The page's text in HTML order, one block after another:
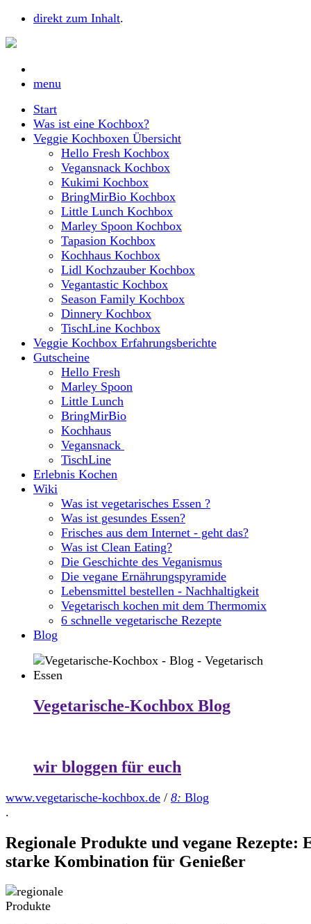
direkt zum Inhalt.
menu
Start
Was ist eine Kochbox?
Veggie Kochboxen Übersicht
Hello Fresh Kochbox
Vegansnack Kochbox
Kukimi Kochbox
BringMirBio Kochbox
Little Lunch Kochbox
Marley Spoon Kochbox
Tapasion Kochbox
Kochhaus Kochbox
Lidl Kochzauber Kochbox
Vegantastic Kochbox
Season Family Kochbox
Dinnery Kochbox
TischLine Kochbox
Veggie Kochbox Erfahrungsberichte
Gutscheine
Hello Fresh
Marley Spoon
Little Lunch
BringMirBio
Kochhaus
Vegansnack
TischLine
Erlebnis Kochen
Wiki
Was ist vegetarisches Essen ?
Was ist gesundes Essen?
Frisches aus dem Internet - geht das?
Was ist Clean Eating?
Die Geschichte des Veganismus
Die vegane Ernährungspyramide
Lebensmittel bestellen - Nachhaltigkeit
Vegetarisch kochen mit dem Thermomix
6 schnelle vegetarische Rezepte
Blog
Vegetarische-Kochbox Blog
wir bloggen für euch
www.vegetarische-kochbox.de / 8: Blog
.
Regionale Produkte und vegane Rezepte:
starke Kombination für Genießer